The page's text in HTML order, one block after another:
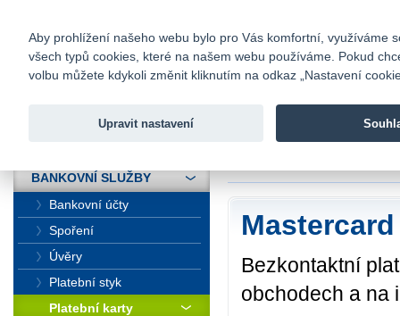
Fio banka
Fio banka
Bezkontaktní
obchodech a na
BANKOVNÍ SLUŽBY
Bankovní účty
Spoření
Úvěry
Platební styk
Platební karty
Aby prohlížení našeho webu bylo pro Vás komfortní, využíváme
všech typů cookies, které na našem webu používáme. Pokud
volbu můžete kdykoli změnit kliknutím na odkaz „Nastavení
Upravit nastavení